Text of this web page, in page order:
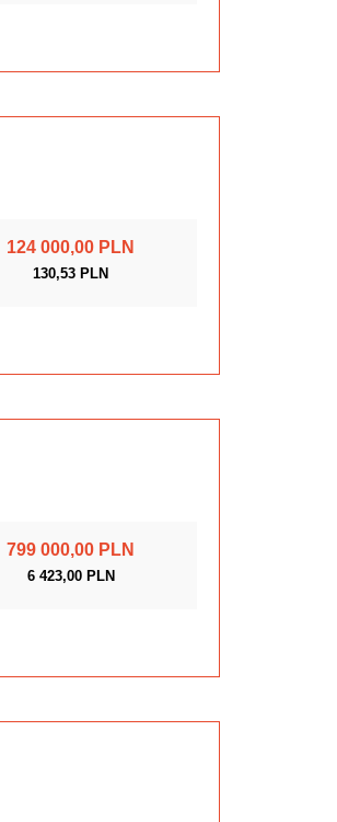
124 000,00 PLN
130,53 PLN
799 000,00 PLN
6 423,00 PLN